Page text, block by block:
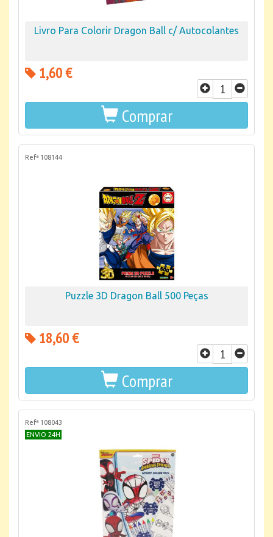
Livro Para Colorir Dragon Ball c/ Autocolantes
1,60 €
Comprar
Refª 108144
Puzzle 3D Dragon Ball 500 Peças
18,60 €
Comprar
Refª 108043
ENVIO 24H